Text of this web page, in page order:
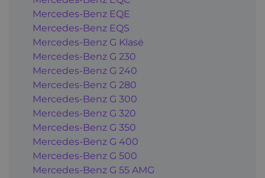
Mercedes-Benz EQE
Mercedes-Benz EQS
Mercedes-Benz G Klasė
Mercedes-Benz G 230
Mercedes-Benz G 240
Mercedes-Benz G 280
Mercedes-Benz G 300
Mercedes-Benz G 320
Mercedes-Benz G 350
Mercedes-Benz G 400
Mercedes-Benz G 500
Mercedes-Benz G 55 AMG